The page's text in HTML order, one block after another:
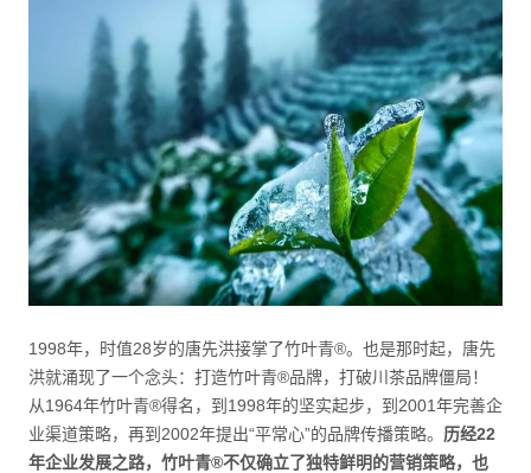
1998年，时值28岁的唐先洪接掌了竹叶青®。也是那时起，唐先
洪就涌现了一个念头：打造竹叶青®品牌，打破川茶品牌僵局！
从1964年竹叶青®得名，到1998年的坚实起步，到2001年完善企
业渠道策略，再到2002年提出“平常心”的品牌传播策略。 历经22
年企业发展之路，竹叶青®不仅确立了独特鲜明的营销策略，也